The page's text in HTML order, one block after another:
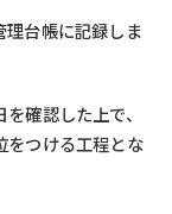
理台帳に記録しま
確認した上で、
をつける工程とな